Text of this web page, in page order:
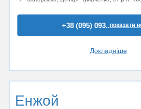
+38 (095) 093..показати
Докладніше
Енжой